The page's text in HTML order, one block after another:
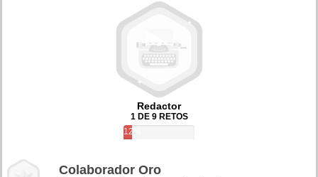
Redactor
1 DE 9 RETOS
12%
Colaborador Oro